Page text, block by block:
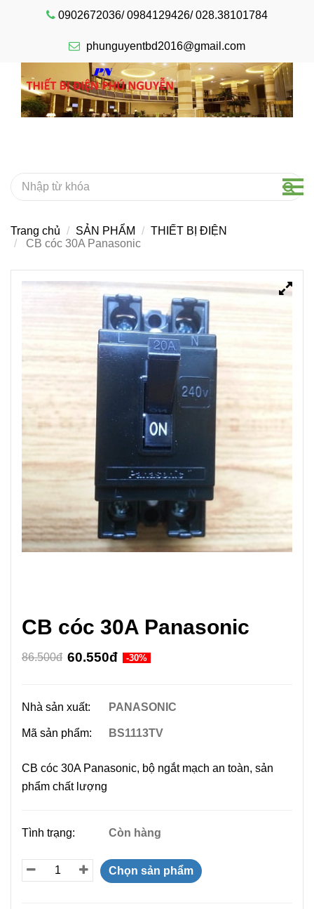
CB cóc 30A Panasonic
86.500đ 60.550đ -30%
Nhà sản xuất: PANASONIC
Mã sản phẩm: BS1113TV
CB cóc 30A Panasonic, bộ ngắt mạch an toàn, sản
phẩm chất lượng
Tình trạng: Còn hàng
Chọn sản phẩm
0902672036/ 0984129426/ 028.38101784
phunguyentbd2016@gmail.com
Trang chủ SẢN PHẨM
THIẾT BỊ ĐIỆN
CB cóc 30A Panasonic